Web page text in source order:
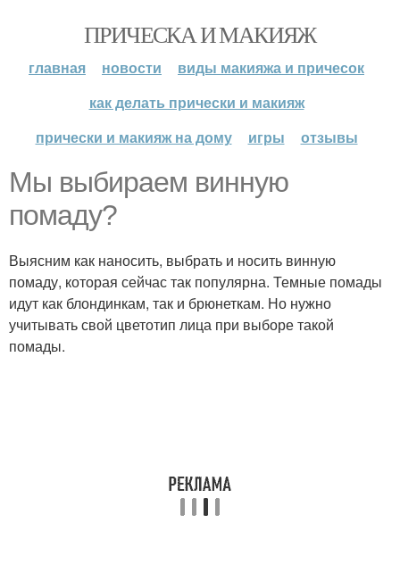
ПРИЧЕСКА И МАКИЯЖ
главная новости
виды макияжа и причесок
как делать прически и макияж
прически и макияж на дому
игры отзывы
Мы выбираем винную
помаду?
Выясним как наносить, выбрать и носить винную
помаду, которая сейчас так популярна. Темные помады
идут как блондинкам, так и брюнеткам. Но нужно
учитывать свой цветотип лица при выборе такой
помады.